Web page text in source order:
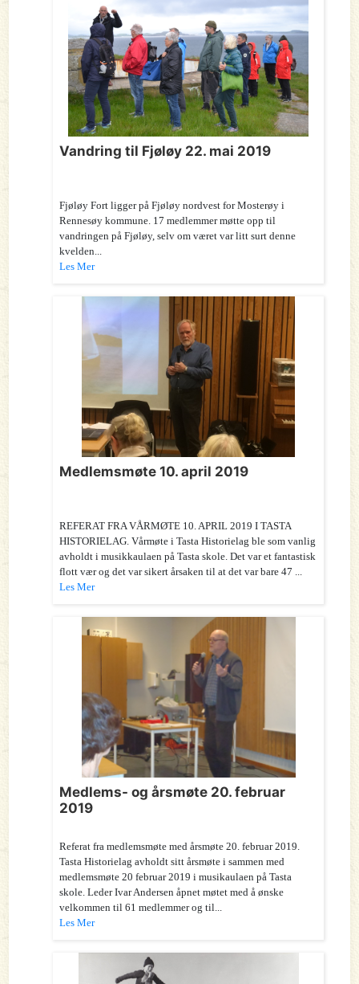
Vandring til Fjøløy 22. mai 2019
Fjøløy Fort ligger på Fjøløy nordvest for Mosterøy i
Rennesøy kommune. 17 medlemmer møtte opp til
vandringen på Fjøløy, selv om været var litt surt denne
kvelden...
Les Mer
Medlemsmøte 10. april 2019
REFERAT FRA VÅRMØTE 10. APRIL 2019 I TASTA
HISTORIELAG. Vårmøte i Tasta Historielag ble som vanlig
avholdt i musikkaulaen på Tasta skole. Det var et fantastisk
flott vær og det var sikert årsaken til at det var bare 47 ...
Les Mer
Medlems- og årsmøte 20. februar
2019
Referat fra medlemsmøte med årsmøte 20. februar 2019.
Tasta Historielag avholdt sitt årsmøte i sammen med
medlemsmøte 20 februar 2019 i musikaulaen på Tasta
skole. Leder Ivar Andersen åpnet møtet med å ønske
velkommen til 61 medlemmer og til...
Les Mer